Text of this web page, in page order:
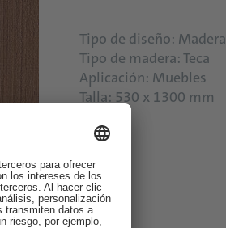
Tipo de diseño: Madera
Tipo de madera: Teca
Aplicación: Muebles
Talla: 530 x 1300 mm